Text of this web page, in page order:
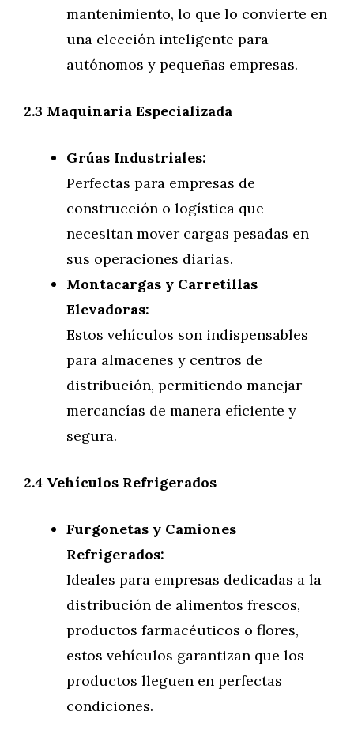
mantenimiento, lo que lo convierte en
una elección inteligente para
autónomos y pequeñas empresas.
2.3 Maquinaria Especializada
Grúas Industriales:
Perfectas para empresas de
construcción o logística que
necesitan mover cargas pesadas en
sus operaciones diarias.
Montacargas y Carretillas
Elevadoras:
Estos vehículos son indispensables
para almacenes y centros de
distribución, permitiendo manejar
mercancías de manera eficiente y
segura.
2.4 Vehículos Refrigerados
Furgonetas y Camiones
Refrigerados:
Ideales para empresas dedicadas a la
distribución de alimentos frescos,
productos farmacéuticos o flores,
estos vehículos garantizan que los
productos lleguen en perfectas
condiciones.